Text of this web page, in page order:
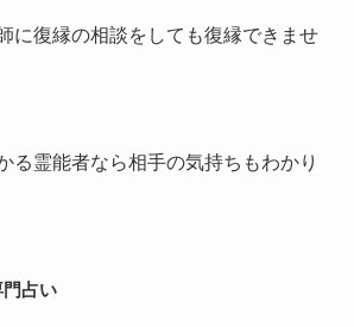
に復縁の相談をしても復縁できませ
る霊能者なら相手の気持ちもわかり
門占い